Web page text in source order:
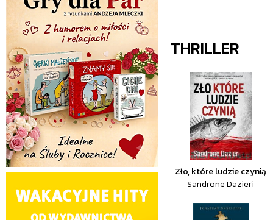
THRILLER
Zło, które ludzie czynią
Sandrone Dazieri